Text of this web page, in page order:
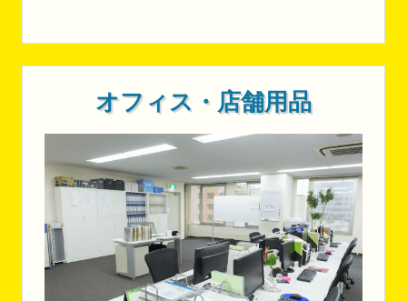
オフィス・店舗用品